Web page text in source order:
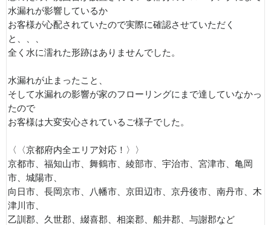
水漏れが影響しているか
お客様が心配されていたので実際に確認させていただく
と、、、
全く水に濡れた形跡はありませんでした。
水漏れが止まったこと、
そして水漏れの影響が家のフローリングにまで達していなかっ
たので
お客様は大変安心されているご様子でした。
〈〈京都府内全エリア対応！〉〉
京都市、福知山市、舞鶴市、綾部市、宇治市、宮津市、亀岡
市、城陽市、
向日市、長岡京市、八幡市、京田辺市、京丹後市、南丹市、木
津川市、
乙訓郡、久世郡、綴喜郡、相楽郡、船井郡、与謝郡など